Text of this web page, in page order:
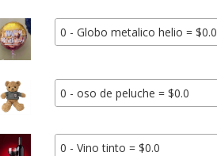
0 - Globo metalico helio = $0.0
0 - oso de peluche = $0.0
0 - Vino tinto = $0.0